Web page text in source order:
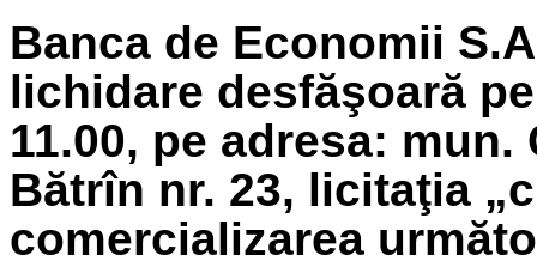
Banca de Economii
lichidare desfăşoară
11.00, pe adresa:
Bătrîn nr. 23, licitaţia
comercializarea